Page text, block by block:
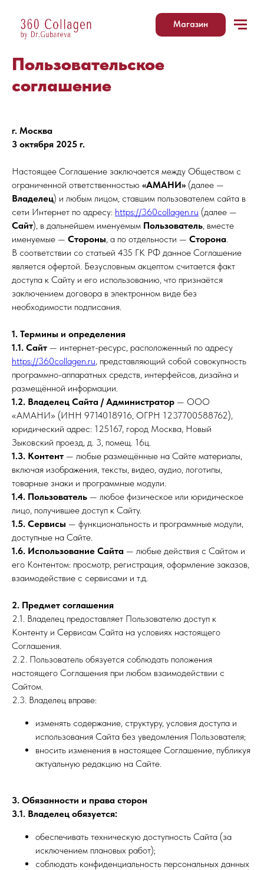
Магазин
Пользовательское
соглашение
г. Москва
3 октября 2025 г.
Настоящее Соглашение заключается между Обществом с
ограниченной ответственностью «АМАНИ» (далее —
Владелец) и любым лицом, ставшим пользователем сайта в
сети Интернет по адресу: https://360collagen.ru (далее —
Сайт), в дальнейшем именуемым Пользователь, вместе
именуемые — Стороны, а по отдельности — Сторона.
В соответствии со статьей 435 ГК РФ данное Соглашение
является офертой. Безусловным акцептом считается факт
доступа к Сайту и его использованию, что признаётся
заключением договора в электронном виде без
необходимости подписания.
1. Термины и определения
1.1. Сайт — интернет-ресурс, расположенный по адресу
https://360collagen.ru, представляющий собой совокупность
программно-аппаратных средств, интерфейсов, дизайна и
размещённой информации.
1.2. Владелец Сайта / Администратор — ООО
«АМАНИ» (ИНН 9714018916, ОГРН 1237700588762),
юридический адрес: 125167, город Москва, Новый
Зыковский проезд, д. 3, помещ. 16ц.
1.3. Контент — любые размещённые на Сайте материалы,
включая изображения, тексты, видео, аудио, логотипы,
товарные знаки и программные модули.
1.4. Пользователь — любое физическое или юридическое
лицо, получившее доступ к Сайту.
1.5. Сервисы — функциональность и программные модули,
доступные на Сайте.
1.6. Использование Сайта — любые действия с Сайтом и
его Контентом: просмотр, регистрация, оформление заказов,
взаимодействие с сервисами и т.д.
2. Предмет соглашения
2.1. Владелец предоставляет Пользователю доступ к
Контенту и Сервисам Сайта на условиях настоящего
Соглашения.
2.2. Пользователь обязуется соблюдать положения
настоящего Соглашения при любом взаимодействии с
Сайтом.
2.3. Владелец вправе:
изменять содержание, структуру, условия доступа и
использования Сайта без уведомления Пользователя;
вносить изменения в настоящее Соглашение, публикуя
актуальную редакцию на Сайте.
3. Обязанности и права сторон
3.1. Владелец обязуется:
обеспечивать техническую доступность Сайта (за
исключением плановых работ);
соблюдать конфиденциальность персональных данных